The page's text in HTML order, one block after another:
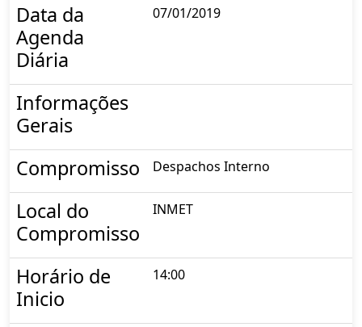
Data da
Agenda
Diária
07/01/2019
Informações
Gerais
Compromisso
Despachos Interno
Local do
Compromisso
INMET
Horário de
Inicio
14:00